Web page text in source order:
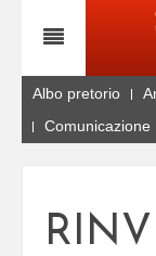
Albo pretorio
Comunicazione